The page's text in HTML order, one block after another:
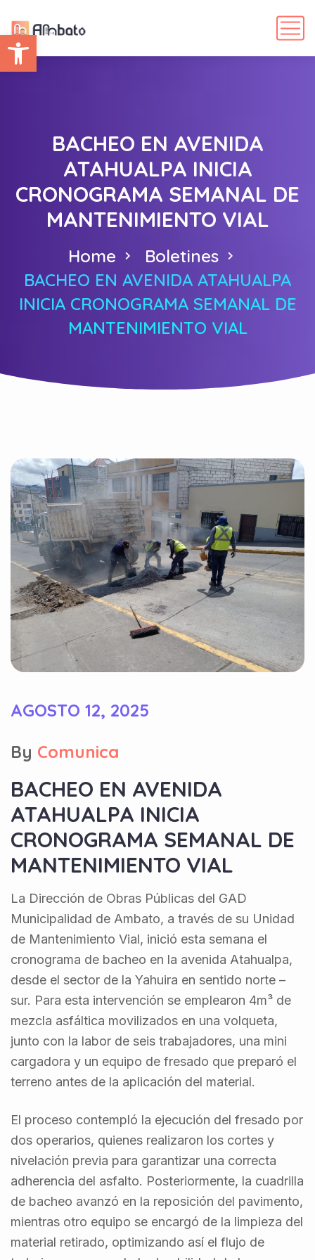
Abrir barra de herramientas
BACHEO EN AVENIDA
ATAHUALPA INICIA
CRONOGRAMA SEMANAL DE
MANTENIMIENTO VIAL
Home
Boletines
BACHEO EN AVENIDA ATAHUALPA
INICIA CRONOGRAMA SEMANAL DE
MANTENIMIENTO VIAL
AGOSTO 12, 2025
By Comunica
BACHEO EN AVENIDA
ATAHUALPA INICIA
CRONOGRAMA SEMANAL DE
MANTENIMIENTO VIAL
La Dirección de Obras Públicas del GAD
Municipalidad de Ambato, a través de su Unidad
de Mantenimiento Vial, inició esta semana el
cronograma de bacheo en la avenida Atahualpa,
desde el sector de la Yahuira en sentido norte –
sur. Para esta intervención se emplearon 4m³ de
mezcla asfáltica movilizados en una volqueta,
junto con la labor de seis trabajadores, una mini
cargadora y un equipo de fresado que preparó el
terreno antes de la aplicación del material.
El proceso contempló la ejecución del fresado por
dos operarios, quienes realizaron los cortes y
nivelación previa para garantizar una correcta
adherencia del asfalto. Posteriormente, la cuadrilla
de bacheo avanzó en la reposición del pavimento,
mientras otro equipo se encargó de la limpieza del
material retirado, optimizando así el flujo de